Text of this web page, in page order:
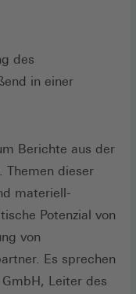
des
in einer
Berichte aus der
Themen dieser
materiell-
Potenzial von
von
Es sprechen
Leiter des